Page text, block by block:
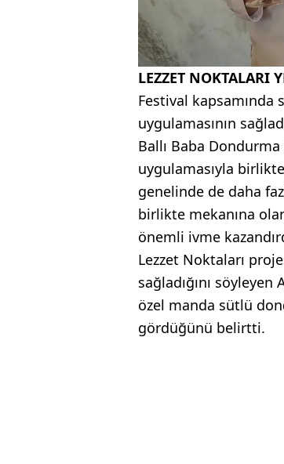
LEZZET NOKTALARI
Festival kapsamında
uygulamasının
Ballı Baba
uygulamasıyla
genelinde de daha
birlikte mekanına
önemli ivme
Lezzet Noktaları
sağladığını
özel manda sütlü
gördüğünü belirtti.